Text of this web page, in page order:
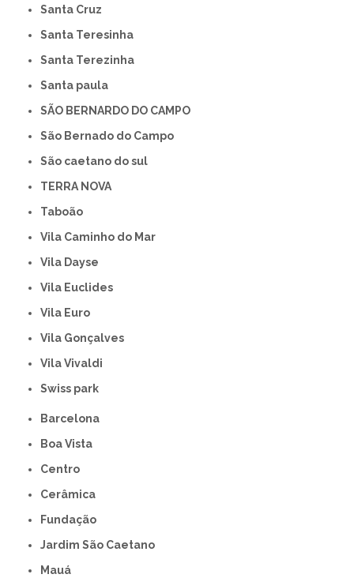
Santa Cruz
Santa Teresinha
Santa Terezinha
Santa paula
SÃO BERNARDO DO CAMPO
São Bernado do Campo
São caetano do sul
TERRA NOVA
Taboão
Vila Caminho do Mar
Vila Dayse
Vila Euclides
Vila Euro
Vila Gonçalves
Vila Vivaldi
swiss park
Barcelona
Boa Vista
Centro
Cerâmica
Fundação
Jardim São Caetano
Mauá